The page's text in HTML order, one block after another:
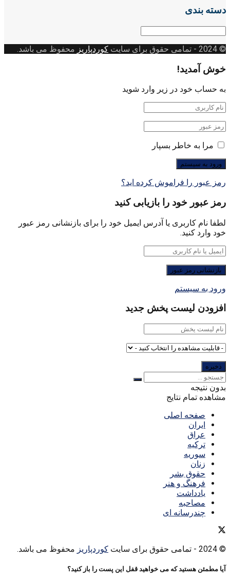
دسته بندی
دسته
© 2024
- تمامی حقوق برای سایت کوردپاریز محفوظ می باشد.
خوش آمدید!
به حساب خود در زیر وارد شوید
مرا به خاطر بسپار
رمز عبور را فراموش کرده اید؟
رمز عبور خود را بازیابی کنید
لطفا نام کاربری یا آدرس ایمیل خود را برای بازنشانی رمز عبور
خود وارد کنید.
ورود به سیستم
افزودن لیست پخش جدید
بدون نتیجه
مشاهده تمام نتایج
صفحه اصلی
ایران
عراق
ترکیه
سوریه
زنان
حقوق بشر
فرهنگ و هنر
یادداشت
مصاحبه
چندرسانه ای
© 2024 - تمامی حقوق برای سایت کوردپاریز محفوظ می باشد.
آیا مطمئن هستید که می خواهید قفل این پست را باز کنید؟